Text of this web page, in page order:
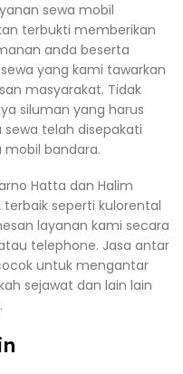
sewa mobil
terbukti memberikan
anda beserta
yang kami tawarkan
masyarakat. Tidak
siluman yang harus
telah disepakati
mobil bandara.
Hatta dan Halim
seperti kulorental
layanan kami secara
telephone. Jasa antar
untuk mengantar
sejawat dan lain lain